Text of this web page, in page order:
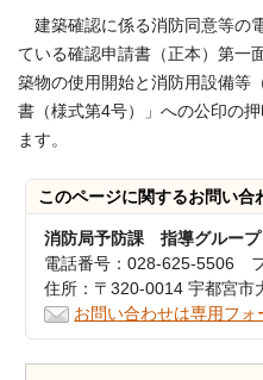
建築確認に係る消防同意等の
ている確認申請書（正本）第一
築物の使用開始と消防用設備等
書（様式第4号）」への公印の押
ます。
このページに関するお問い合
消防局予防課 指導グループ
電話番号：028-625-5506
住所：〒320-0014 宇都宮市
お問い合わせは専用フォ